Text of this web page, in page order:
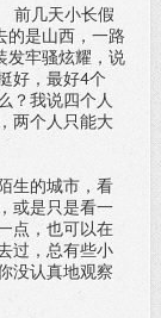
前几天小长假
的是山西，一路
发牢骚炫耀，说
好，最好4个
？我说四个人
两个人只能大
生的城市，看
或是只是看一
点，也可以在
过，总有些小
没认真地观察